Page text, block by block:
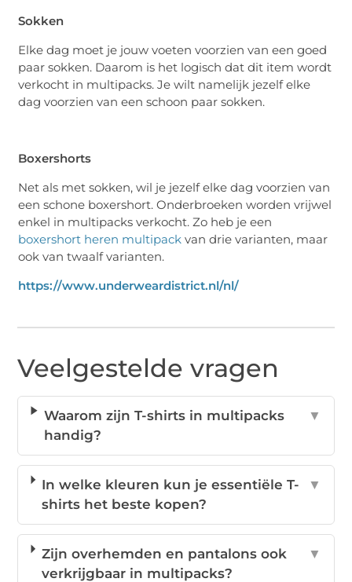
Sokken
Elke dag moet je jouw voeten voorzien van een goed
paar sokken. Daarom is het logisch dat dit item wordt
verkocht in multipacks. Je wilt namelijk jezelf elke
dag voorzien van een schoon paar sokken.
Boxershorts
Net als met sokken, wil je jezelf elke dag voorzien van
een schone boxershort. Onderbroeken worden vrijwel
enkel in multipacks verkocht. Zo heb je een
boxershort heren multipack van drie varianten, maar
ook van twaalf varianten.
https://www.underweardistrict.nl/nl/
Veelgestelde vragen
Waarom zijn T-shirts in multipacks
handig?
▼
In welke kleuren kun je essentiële T-
shirts het beste kopen?
▼
Zijn overhemden en pantalons ook
verkrijgbaar in multipacks?
▼